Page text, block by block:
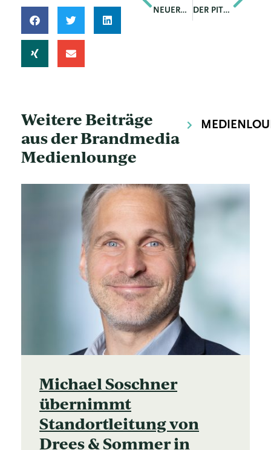
NEUERÖFFNUNG NKD IM EINKAUFSZENTRUM WEST DER PITZTALER GLETSCHER STARTET IN DEN HERBST-SKIBETRIEB
Weitere Beiträge
aus der Brandmedia
Medienlounge
Michael Soschner
übernimmt
Standortleitung von
Drees & Sommer in